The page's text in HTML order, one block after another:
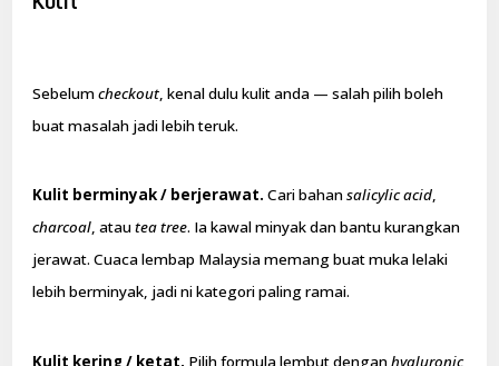
Sebelumcheckout, kenal dulu kulit anda — salah pilih boleh
buat masalah jadi lebih teruk.
Kulit berminyak / berjerawat. Cari bahansalicylic acid,
charcoal, atautea tree. Ia kawal minyak dan bantu kurangkan
jerawat. Cuaca lembap Malaysia memang buat muka lelaki
lebih berminyak, jadi ni kategori paling ramai.
Kulit kering / ketat. Pilih formula lembut denganhyaluronic